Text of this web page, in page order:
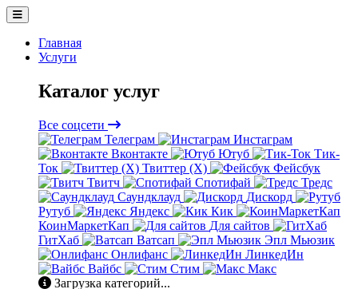
Главная
Услуги
Каталог услуг
Все соцсети
Телеграм
Инстаграм
Вконтакте
Ютуб
Тик-
Ток
Твиттер (X)
Фейсбук
Твитч
Спотифай
Тредс
Саундклауд
Дискорд
Рутуб
Яндекс
Кик
КоинМаркетКап
Для сайтов
ГитХаб
Ватсап
Эпл Мьюзик
Онлифанс
ЛинкедИн
Вайбс
Стим
Макс
Загрузка категорий...